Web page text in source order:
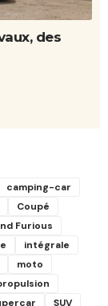
des
camping-car
Coupé
Furious
intégrale
moto
SUV